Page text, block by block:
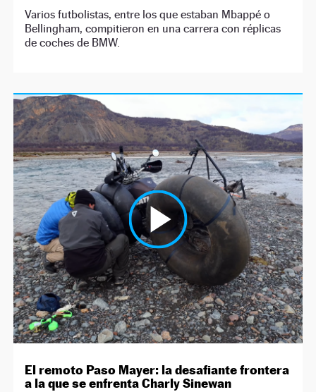
Varios futbolistas, entre los que estaban Mbappé o
Bellingham, compitieron en una carrera con réplicas
de coches de BMW.
El remoto Paso Mayer: la desafiante frontera
a la que se enfrenta Charly Sinewan